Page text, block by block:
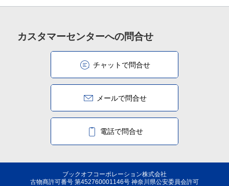
カスタマーセンターへの問合せ
チャットで問合せ
メールで問合せ
電話で問合せ
ブックオフコーポレーション株式会社
古物商許可番号 第452760001146号 神奈川県公安委員会許可